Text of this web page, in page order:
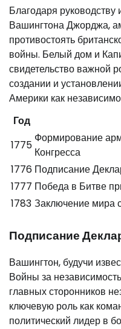
Благодаря
Вашингтона Джорджа,
противостоять
войны. Белый дом и
свидетельство важной
создании и
Америки как
Год
1775
Формирование
Конгресса
1776 Подписание
1777 Победа в Битве
1783 Заключение мира
Подписание
Вашингтон, будучи
Войны за
главных сторонников
ключевую роль как
политический лидер в